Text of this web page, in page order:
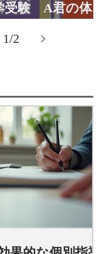
受験 A君の体
1/2